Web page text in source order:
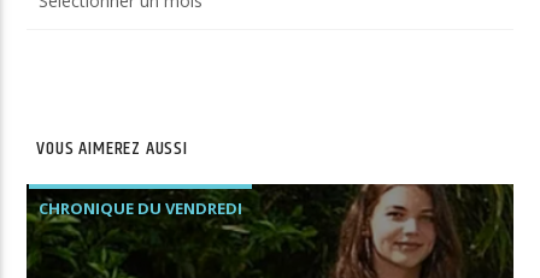
du
VOUS AIMEREZ AUSSI
CHRONIQUE DU VENDREDI